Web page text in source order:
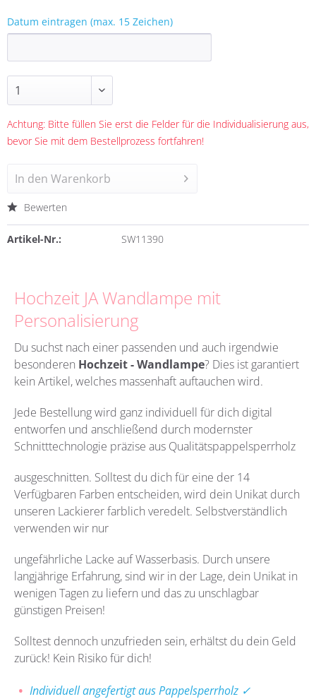
Datum eintragen (max. 15 Zeichen)
Achtung: Bitte füllen Sie erst die Felder für die Individualisierung aus,
bevor Sie mit dem Bestellprozess fortfahren!
In den Warenkorb
Bewerten
Artikel-Nr.: SW11390
Hochzeit JA Wandlampe mit
Personalisierung
Du suchst nach einer passenden und auch irgendwie
besonderen Hochzeit - Wandlampe? Dies ist garantiert
kein Artikel, welches massenhaft auftauchen wird.
Jede Bestellung wird ganz individuell für dich digital
entworfen und anschließend durch modernster
Schnitttechnologie präzise aus Qualitätspappelsperrholz
ausgeschnitten. Solltest du dich für eine der 14
Verfügbaren Farben entscheiden, wird dein Unikat durch
unseren Lackierer farblich veredelt. Selbstverständlich
verwenden wir nur
ungefährliche Lacke auf Wasserbasis. Durch unsere
langjährige Erfahrung, sind wir in der Lage, dein Unikat in
wenigen Tagen zu liefern und das zu unschlagbar
günstigen Preisen!
Solltest dennoch unzufrieden sein, erhältst du dein Geld
zurück! Kein Risiko für dich!
Individuell angefertigt aus Pappelsperrholz ✓